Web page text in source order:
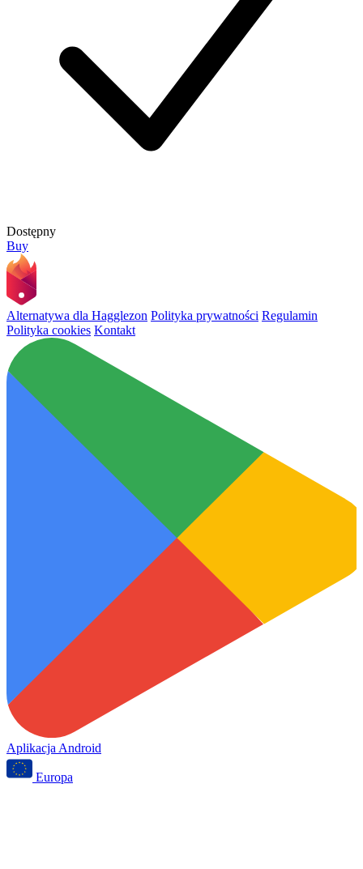
Dostępny
Buy
Alternatywa dla Hagglezon Polityka prywatności Regulamin
Polityka cookies Kontakt
Aplikacja Android
Europa